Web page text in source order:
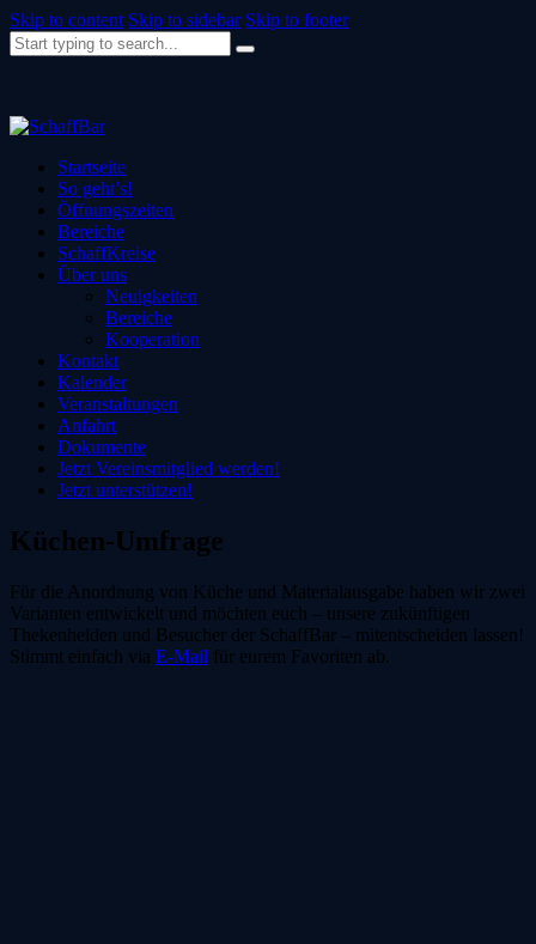
Skip to content Skip to sidebar Skip to footer
Startseite
So geht’s!
Öffnungszeiten
Bereiche
SchaffKreise
Über uns
Neuigkeiten
Bereiche
Kooperation
Kontakt
Kalender
Veranstaltungen
Anfahrt
Dokumente
Jetzt Vereinsmitglied werden!
Jetzt unterstützen!
Küchen-Umfrage
Für die Anordnung von Küche und Materialausgabe haben wir zwei
Varianten entwickelt und möchten euch – unsere zukünftigen
Thekenhelden und Besucher der SchaffBar – mitentscheiden lassen!
Stimmt einfach via E-Mail für eurem Favoriten ab.